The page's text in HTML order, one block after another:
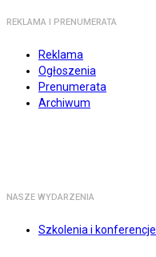
REKLAMA I PRENUMERATA
Reklama
Ogłoszenia
Prenumerata
Archiwum
NASZE WYDARZENIA
Szkolenia i konferencje